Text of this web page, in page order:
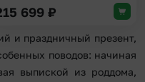
699 ₽
и праздничный презент,
поводов: начиная
выпиской из роддома,